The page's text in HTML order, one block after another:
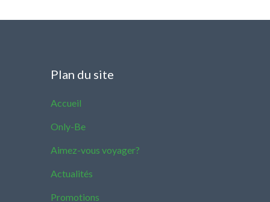
Plan du site
Accueil
Only-Be
Aimez-vous voyager?
Actualités
Promotions